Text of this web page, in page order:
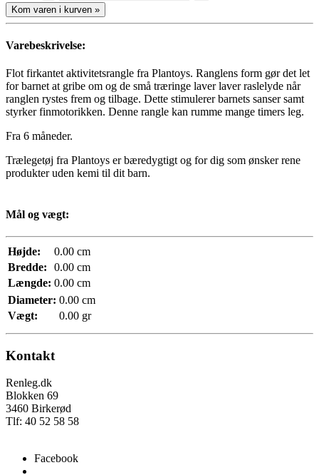
Kom varen i kurven »
Varebeskrivelse:
Flot firkantet aktivitetsrangle fra Plantoys. Ranglens form gør det let
for barnet at gribe om og de små træringe laver laver raslelyde når
ranglen rystes frem og tilbage. Dette stimulerer barnets sanser samt
styrker finmotorikken. Denne rangle kan rumme mange timers leg.
Fra 6 måneder.
Trælegetøj fra Plantoys er bæredygtigt og for dig som ønsker rene
produkter uden kemi til dit barn.
Mål og vægt:
Højde:
0.00 cm
Bredde:
0.00 cm
Længde: 0.00 cm
Diameter: 0.00 cm
Vægt:
0.00 gr
Kontakt
Renleg.dk
Blokken 69
3460 Birkerød
Tlf: 40 52 58 58
Facebook